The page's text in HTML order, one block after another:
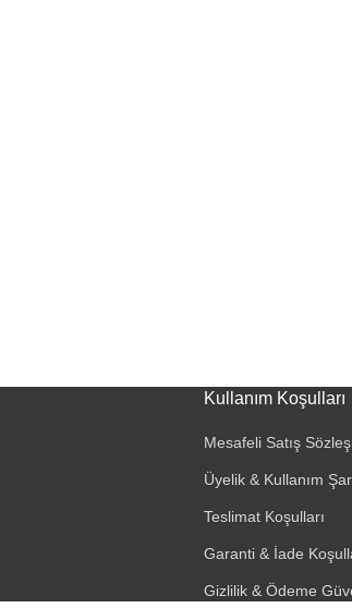
Kullanım Koşulları
Mesafeli Satış
Üyelik & Kullanım
Teslimat Koşulları
Garanti & İade
Gizlilik & Ödeme